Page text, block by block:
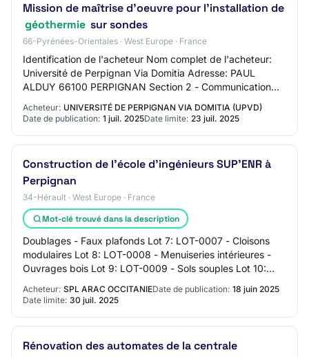
Mission de maîtrise d'oeuvre pour l'installation de
géothermie sur sondes
66-Pyrénées-Orientales · West Europe · France
Identification de l'acheteur Nom complet de l'acheteur:
Université de Perpignan Via Domitia Adresse: PAUL
ALDUY 66100 PERPIGNAN Section 2 - Communication
Nom du contact: Farid MAMMRI - COMMANDE PUBLI…
Acheteur: UNIVERSITÉ DE PERPIGNAN VIA DOMITIA (UPVD)
Date de publication: 1 juil. 2025Date limite: 23 juil. 2025
Construction de l'école d'ingénieurs SUP'ENR à
Perpignan
34-Hérault · West Europe · France
Mot-clé trouvé dans la description
Doublages - Faux plafonds Lot 7: LOT-0007 - Cloisons
modulaires Lot 8: LOT-0008 - Menuiseries intérieures -
Ouvrages bois Lot 9: LOT-0009 - Sols souples Lot 10:
Acheteur: SPL ARAC OCCITANIEDate de publication: 18 juin 2025
Date limite: 30 juil. 2025
Rénovation des automates de la centrale